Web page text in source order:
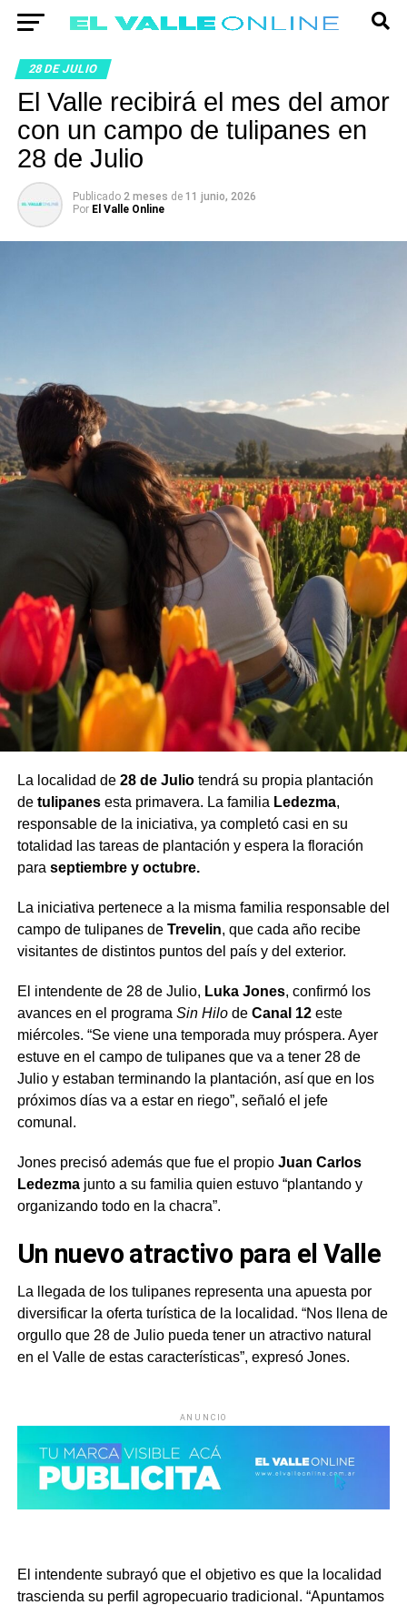
28 DE JULIO
El Valle recibirá el mes del amor
con un campo de tulipanes en
28 de Julio
Publicado 2 meses de 11 junio, 2026
Por El Valle Online
La localidad de 28 de Juliotendrá su propia plantación
de tulipanesesta primavera. La familia Ledezma,
responsable de la iniciativa, ya completó casi en su
totalidad las tareas de plantación y espera la floración
para septiembre y octubre.
La iniciativa pertenece a la misma familia responsable del
campo de tulipanes de Trevelin, que cada año recibe
visitantes de distintos puntos del país y del exterior.
El intendente de 28 de Julio, Luka Jones, confirmó los
avances en el programa Sin Hilode Canal 12este
miércoles. “Se viene una temporada muy próspera. Ayer
estuve en el campo de tulipanes que va a tener 28 de
Julio y estaban terminando la plantación, así que en los
próximos días va a estar en riego”, señaló el jefe
comunal.
Jones precisó además que fue el propio Juan Carlos
Ledezmajunto a su familia quien estuvo “plantando y
organizando todo en la chacra”.
Un nuevo atractivo para el Valle
La llegada de los tulipanes representa una apuesta por
diversificar la oferta turística de la localidad. “Nos llena de
orgullo que 28 de Julio pueda tener un atractivo natural
en el Valle de estas características”, expresó Jones.
ANUNCIO
El intendente subrayó que el objetivo es que la localidad
trascienda su perfil agropecuario tradicional. “Apuntamos